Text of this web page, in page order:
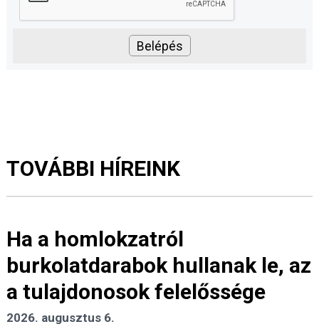
TOVÁBBI HÍREINK
Ha a homlokzatról
burkolatdarabok hullanak le, az
a tulajdonosok felelőssége
2026. augusztus 6.